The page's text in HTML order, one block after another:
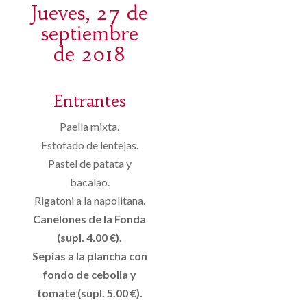
Jueves, 27 de
septiembre
de 2018
Entrantes
Paella mixta.
Estofado de lentejas.
Pastel de patata y
bacalao.
Rigatoni a la napolitana.
Canelones de la Fonda
(supl. 4.00 €).
Sepias a la plancha con
fondo de cebolla y
tomate (supl. 5.00 €).